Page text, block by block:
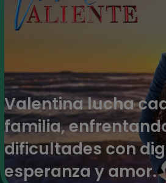
Valentina lucha
familia,
dificultades con
esperanza y amor.